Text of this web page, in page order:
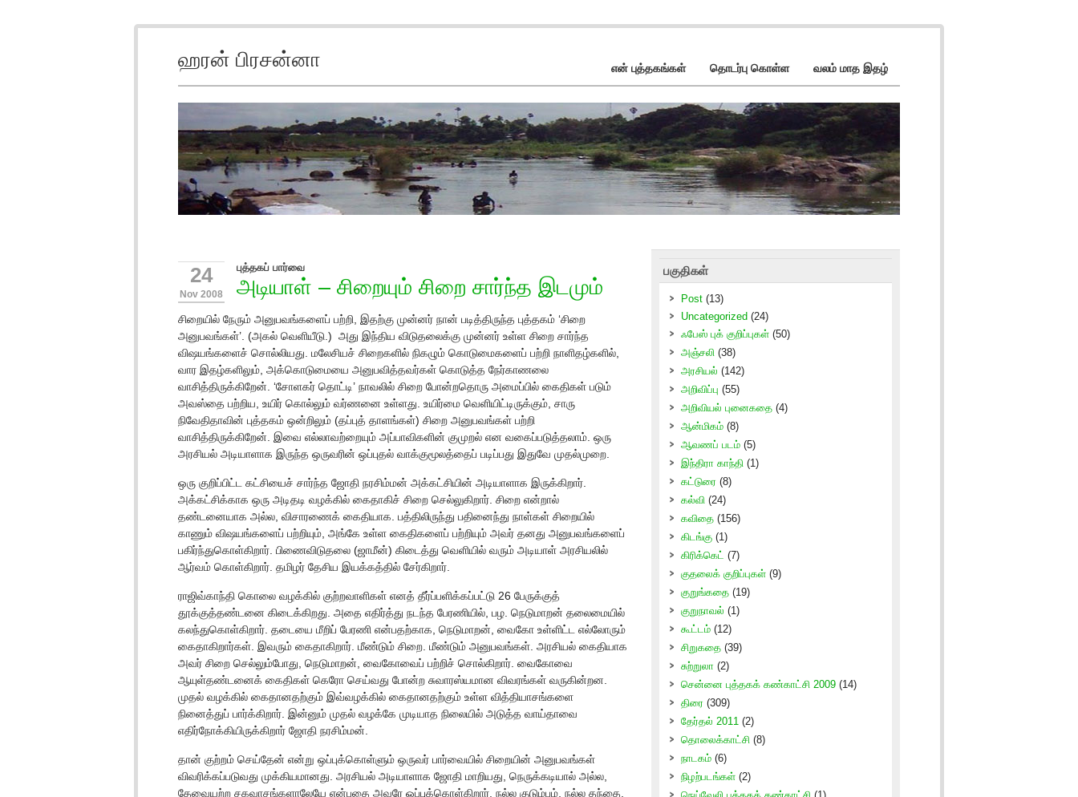
ஹரன் பிரசன்னா என் புத்தகங்கள் தொடர்பு கொள்ள வலம் மாத இதழ்
24
Nov 2008
புத்தகப் பார்வை
அடியாள் – சிறையும் சிறை சார்ந்த இடமும்
சிறையில் நேரும் அனுபவங்களைப் பற்றி, இதற்கு முன்னர் நான் படித்திருந்த புத்தகம் ‘சிறை
அனுபவங்கள்’. (அகல் வெளியீடு.) அது இந்திய விடுதலைக்கு முன்னர் உள்ள சிறை சார்ந்த
விஷயங்களைச் சொல்லியது. மலேசியச் சிறைகளில் நிகழும் கொடுமைகளைப் பற்றி நாளிதழ்களில்,
வார இதழ்களிலும், அக்கொடுமையை அனுபவித்தவர்கள் கொடுத்த நேர்காணலை
வாசித்திருக்கிறேன். ‘சோளகர் தொட்டி’ நாவலில் சிறை போன்றதொரு அமைப்பில் கைதிகள் படும்
அவஸ்தை பற்றிய, உயிர் கொல்லும் வர்ணனை உள்ளது. உயிர்மை வெளியிட்டிருக்கும், சாரு
நிவேதிதாவின் புத்தகம் ஒன்றிலும் (தப்புத் தாளங்கள்) சிறை அனுபவங்கள் பற்றி
வாசித்திருக்கிறேன். இவை எல்லாவற்றையும் அப்பாவிகளின் குமுறல் என வகைப்படுத்தலாம். ஒரு
அரசியல் அடியாளாக இருந்த ஒருவரின் ஒப்புதல் வாக்குமூலத்தைப் படிப்பது இதுவே முதல்முறை.
ஒரு குறிப்பிட்ட கட்சியைச் சார்ந்த ஜோதி நரசிம்மன் அக்கட்சியின் அடியாளாக இருக்கிறார்.
அக்கட்சிக்காக ஒரு அடிதடி வழக்கில் கைதாகிச் சிறை செல்லுகிறார். சிறை என்றால்
தண்டனையாக அல்ல, விசாரணைக் கைதியாக. பத்திலிருந்து பதினைந்து நாள்கள் சிறையில்
காணும் விஷயங்களைப் பற்றியும், அங்கே உள்ள கைதிகளைப் பற்றியும் அவர் தனது அனுபவங்களைப்
பகிர்ந்துகொள்கிறார். பிணைவிடுதலை (ஜாமீன்) கிடைத்து வெளியில் வரும் அடியாள் அரசியலில்
ஆர்வம் கொள்கிறார். தமிழர் தேசிய இயக்கத்தில் சேர்கிறார்.
ராஜிவ்காந்தி கொலை வழக்கில் குற்றவாளிகள் எனத் தீர்ப்பளிக்கப்பட்டு 26 பேருக்குத்
தூக்குத்தண்டனை கிடைக்கிறது. அதை எதிர்த்து நடந்த பேரணியில், பழ. நெடுமாறன் தலைமையில்
கலந்துகொள்கிறார். தடையை மீறிப் பேரணி என்பதற்காக, நெடுமாறன், வைகோ உள்ளிட்ட எல்லோரும்
கைதாகிறார்கள். இவரும் கைதாகிறார். மீண்டும் சிறை. மீண்டும் அனுபவங்கள். அரசியல் கைதியாக
அவர் சிறை செல்லும்போது, நெடுமாறன், வைகோவைப் பற்றிச் சொல்கிறார். வைகோவை
ஆயுள்தண்டனைக் கைதிகள் கெரோ செய்வது போன்ற சுவாரஸ்யமான விவரங்கள் வருகின்றன.
முதல் வழக்கில் கைதானதற்கும் இவ்வழக்கில் கைதானதற்கும் உள்ள வித்தியாசங்களை
நினைத்துப் பார்க்கிறார். இன்னும் முதல் வழக்கே முடியாத நிலையில் அடுத்த வாய்தாவை
எதிர்நோக்கியிருக்கிறார் ஜோதி நரசிம்மன்.
தான் குற்றம் செய்தேன் என்று ஒப்புக்கொள்ளும் ஒருவர் பார்வையில் சிறையின் அனுபவங்கள்
விவரிக்கப்படுவது முக்கியமானது. அரசியல் அடியாளாக ஜோதி மாறியது, நெருக்கடியால் அல்ல,
தேவையற்ற சகவாசங்களாலேயே என்பதை அவரே ஒப்புக்கொள்கிறார். நல்ல குடும்பம், நல்ல தந்தை,
பகுதிகள்
Post (13)
Uncategorized (24)
ஃபேஸ் புக் குறிப்புகள் (50)
அஞ்சலி (38)
அரசியல் (142)
அறிவிப்பு (55)
அறிவியல் புனைகதை (4)
ஆன்மிகம் (8)
ஆவணப் படம் (5)
இந்திரா காந்தி (1)
கட்டுரை (8)
கல்வி (24)
கவிதை (156)
கிடங்கு (1)
கிரிக்கெட் (7)
குதலைக் குறிப்புகள் (9)
குறுங்கதை (19)
குறுநாவல் (1)
கூட்டம் (12)
சிறுகதை (39)
சுற்றுலா (2)
சென்னை புத்தகக் கண்காட்சி 2009 (14)
திரை (309)
தேர்தல் 2011 (2)
தொலைக்காட்சி (8)
நாடகம் (6)
நிழற்படங்கள் (2)